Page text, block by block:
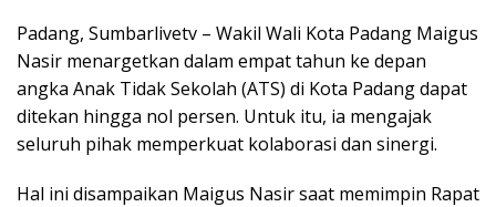
Padang, Sumbarlivetv – Wakil Wali Kota Padang Maigus
Nasir menargetkan dalam empat tahun ke depan
angka Anak Tidak Sekolah (ATS) di Kota Padang dapat
ditekan hingga nol persen. Untuk itu, ia mengajak
seluruh pihak memperkuat kolaborasi dan sinergi.
Hal ini disampaikan Maigus Nasir saat memimpin Rapat